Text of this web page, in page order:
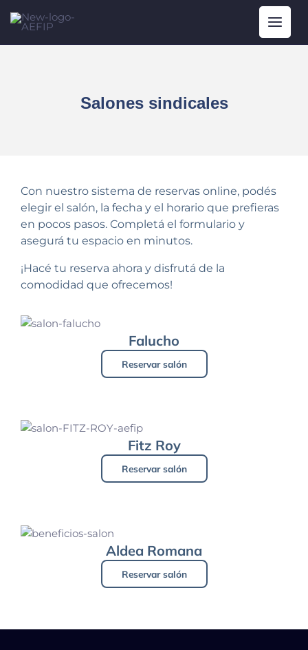
Main
Menu
Salones sindicales
Con nuestro sistema de reservas online, podés
elegir el salón, la fecha y el horario que prefieras
en pocos pasos. Completá el formulario y
asegurá tu espacio en minutos.
¡Hacé tu reserva ahora y disfrutá de la
comodidad que ofrecemos!
Falucho
Reservar salón
Fitz Roy
Reservar salón
Aldea Romana
Reservar salón